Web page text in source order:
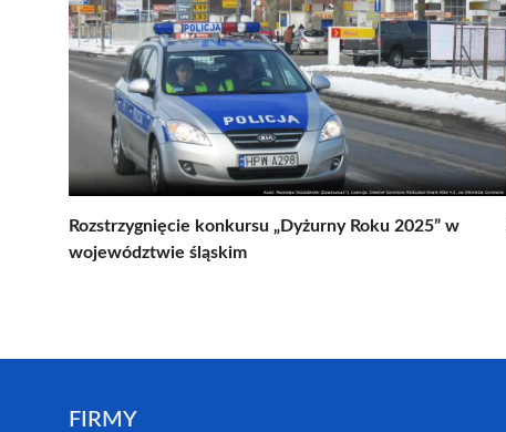
Rozstrzygnięcie konkursu „Dyżurny Roku 2025” w
województwie śląskim
FIRMY